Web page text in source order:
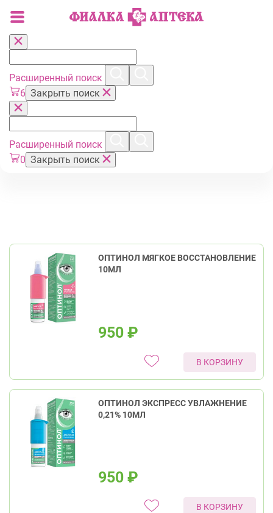
Расширенный поиск
6 Закрыть поиск
Расширенный поиск
0 Закрыть поиск
ОПТИНОЛ МЯГКОЕ ВОССТАНОВЛЕНИЕ
10МЛ
950 ₽
В КОРЗИНУ
ОПТИНОЛ ЭКСПРЕСС УВЛАЖНЕНИЕ
0,21% 10МЛ
950 ₽
В КОРЗИНУ